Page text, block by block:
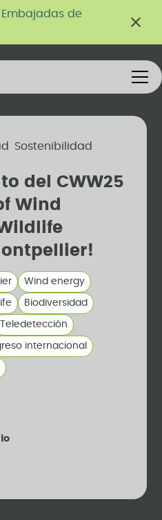
de
Sostenibilidad
del CWW25
Wind
Wind energy
Biodiversidad
Teledetección
internacional